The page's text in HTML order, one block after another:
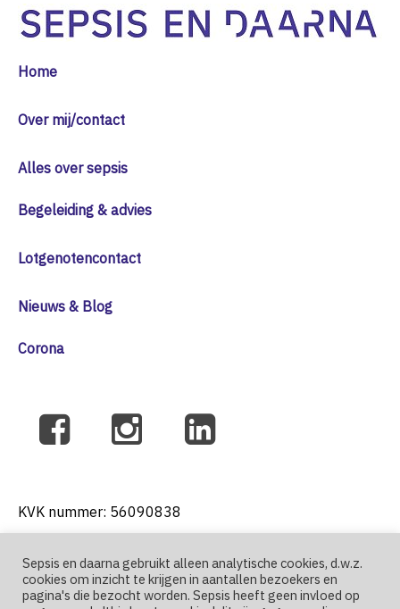
Home
Over mij/contact
Alles over sepsis
Begeleiding & advies
Lotgenotencontact
Nieuws & Blog
Corona
KVK nummer: 56090838
T: +31 6 41271004
Sepsis en daarna gebruikt alleen analytische cookies, d.w.z.
cookies om inzicht te krijgen in aantallen bezoekers en
pagina's die bezocht worden. Sepsis heeft geen invloed op